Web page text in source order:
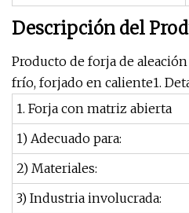
Descripción del
Producto de forja de
frío, forjado en caliente1.
1. Forja con matriz abierta
1) Adecuado para:
2) Materiales:
3) Industria involucrada: